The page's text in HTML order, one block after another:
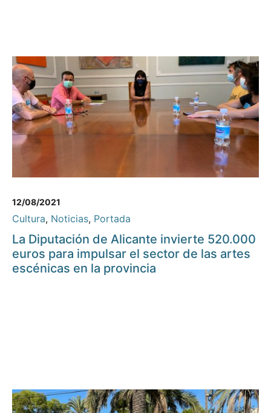
12/08/2021
Cultura, Noticias, Portada
La Diputación de Alicante invierte 520.000
euros para impulsar el sector de las artes
escénicas en la provincia